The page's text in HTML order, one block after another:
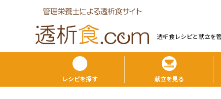
透析食レシピと献⽴を
レシピを探す 献立を見る